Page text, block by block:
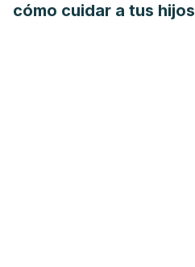
cómo cuidar a tus hijos